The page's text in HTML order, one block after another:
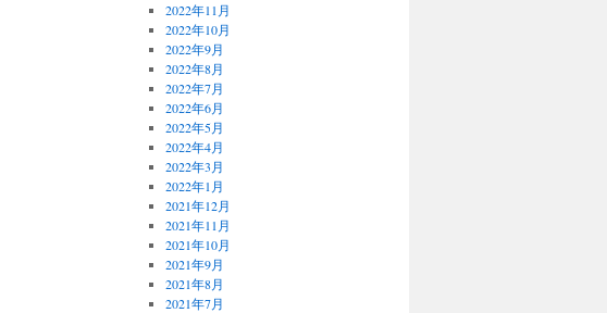
2022年11月
2022年10月
2022年9月
2022年8月
2022年7月
2022年6月
2022年5月
2022年4月
2022年3月
2022年1月
2021年12月
2021年11月
2021年10月
2021年9月
2021年8月
2021年7月